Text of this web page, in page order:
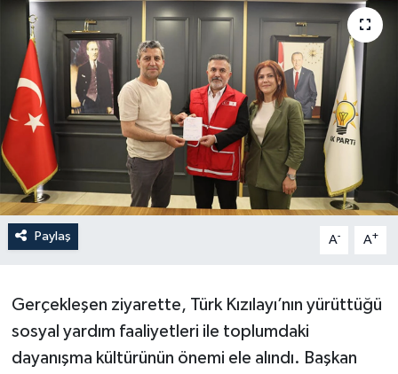
Paylaş A- A+
Gerçekleşen ziyarette, Türk Kızılayı’nın yürüttüğü
sosyal yardım faaliyetleri ile toplumdaki
dayanışma kültürünün önemi ele alındı. Başkan